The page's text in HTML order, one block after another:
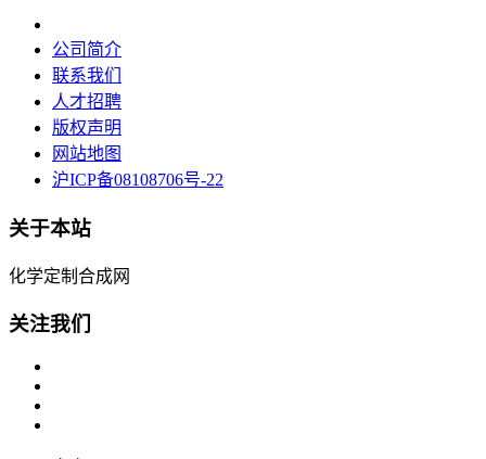
公司简介
联系我们
人才招聘
版权声明
网站地图
沪ICP备08108706号-22
关于本站
化学定制合成网
关注我们